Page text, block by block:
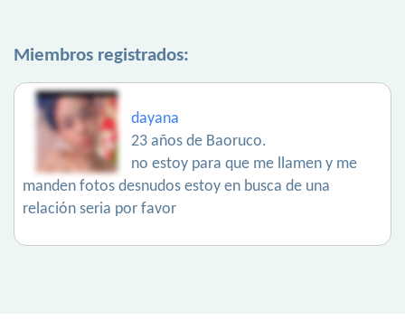
Miembros registrados:
dayana
23 años de Baoruco.
no estoy para que me llamen y me
manden fotos desnudos estoy en busca de una
relación seria por favor